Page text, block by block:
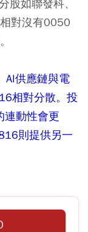
如聯發科、
對沒有0050
AI供應鏈與電
相對分散。投
連動性會更
則提供另一